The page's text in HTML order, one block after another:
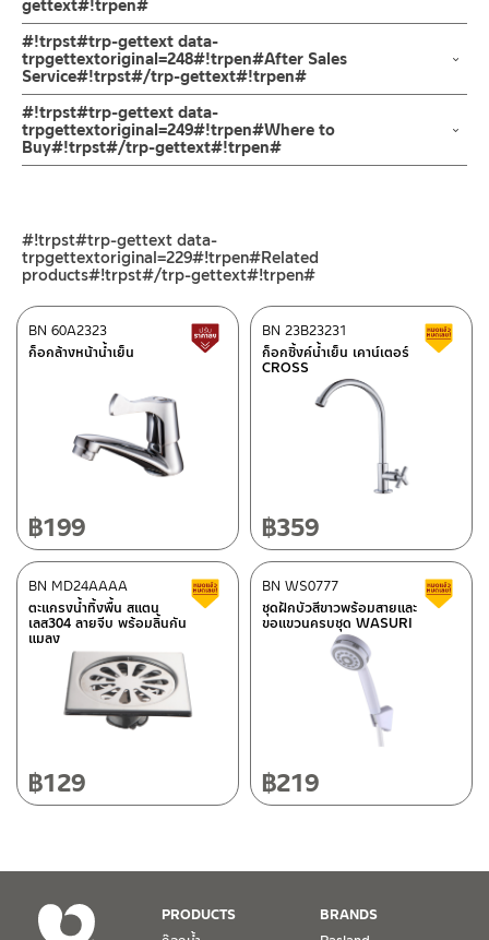
จะเข้าไปภายในสินค้าและสร้างความเสียหายได้
หากตรวจพบเศษละอองต่างๆในสินค้า จะไม่อยู่ในเงื่อนไขการรับประกัน
ทำตก ไม่งัดหรือโยกสินค้าแรงๆ
2. ทำความสะอาดสินค้าโดยการใช้ผ้านุ่มๆชุบน้ำหมาดๆแล้วเช็ดให้แห้ง
3. ห้ามใช้สารเคมีที่มีฤทธิ์เป็นกรด ในการทำความสะอาด เนื่องจากผิว
ของสินค้าจะเสียหายได้
4. ห้ามใช้แปรง วัสดุแข็ง หยาบ ห้ามใช้ฝอยขัดทำความสะอาด ขัดหรือถู
บนตัวสินค้า ซึ่งจะสร้างความเสียหายให้เกิดขึ้นกับผิวของสินค้าได้
gettext#!trpen#
รับประกันไส้วาล์ว ไม่รั่วซึม 10 ปี
#!trpst#trp-gettext data-
trpgettextoriginal=248#!trpen#After Sales
Service#!trpst#/trp-gettext#!trpen#
ช่องทางออนไลน์
– Email: contact@charnpaiboon.com
– LINE: @Rasland
ศูนย์บริการและอะไหล่ กรุงเทพฯ
662/61-62 ถนน พระราม3 แขวงบางโพงพาง เขตยานนาวา กรุงเทพฯ
โทร: 02-358-0080 / 080-075-8668 / 091-545-0556
ศูนย์บริการและอะไหล่
118/33 โครงการอรสิริน ม.8 ต.สันปูเลย อ.ดอยสะเก็ด เชียงใหม่
50220
โทร: 080-075-2626
วันและเวลาทำการ
วันจันทร์ – วันศุกร์ เวลา 8:30-17:30 น.
วันเสาร์ เวลา 8:30-15:00 น.
เงื่อนไขการรับประกันสินค้าได้ หากไม่มีเอกสารดังกล่าว
#!trpst#trp-gettext data-
trpgettextoriginal=249#!trpen#Where to
Buy#!trpst#/trp-gettext#!trpen#
– Shopee
–Lazada
–ซื้อสินค้าชิ้นนี้บน Shopee>>คลิกที่นี่<<
–ซื้อสินค้าชิ้นนี้บน Lazada>> คลิกที่นี่<<
โทร: 02-285-5795
@charnpaiboon.sales
ติดต่อ ชาญไพบูลย์ / Contact Us คลิกที่นี่
#!trpst#trp-gettext data-
trpgettextoriginal=229#!trpen#Related
products#!trpst#/trp-gettext#!trpen#
ก็อกล้างหน้าน้ำเย็น
BN 60A2323 สินค้าปรับราคาลดลง
฿199
ก็อกซิ้งค์น้ำเย็น เคาน์เตอร์
CROSS
BN 23B23231
฿359
ตะแกรงน้ำทิ้งพื้น สแตน
เลส304 ลายจีบ พร้อมลิ้นกัน
แมลง
BN MD24AAAA สินค้าลดราคา เคลียร์สต็อก
฿129
ชุดฝักบัวสีขาวพร้อมสายและ
ขอแขวนครบชุด WASURI
BN WS0777
฿219
PRODUCTS
BRANDS